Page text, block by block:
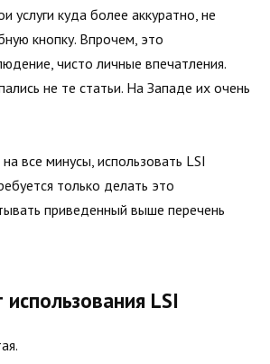
услуги куда более аккуратно, не
кнопку. Впрочем, это
чисто личные впечатления.
не те статьи. На Западе их очень
все минусы, использовать LSI
только делать это
приведенный выше перечень
LSI